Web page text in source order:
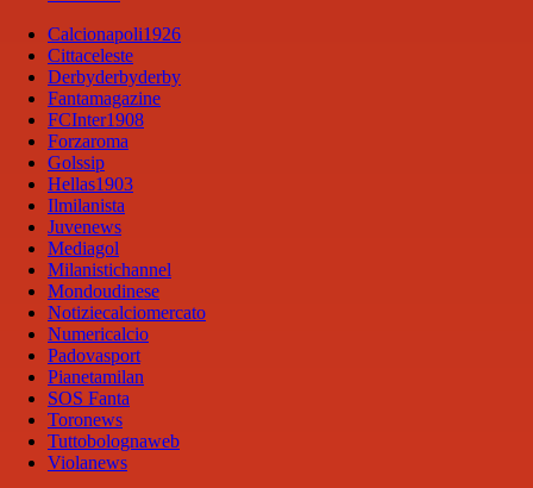
Calcionapoli1926
Cittaceleste
Derbyderbyderby
Fantamagazine
FCInter1908
Forzaroma
Golssip
Hellas1903
Ilmilanista
Juvenews
Mediagol
Milanistichannel
Mondoudinese
Notiziecalciomercato
Numericalcio
Padovasport
Pianetamilan
SOS Fanta
Toronews
Tuttobolognaweb
Violanews